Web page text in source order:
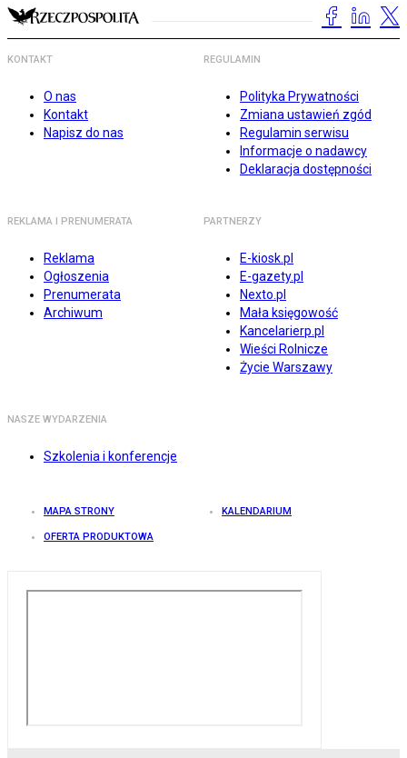
KONTAKT
O nas
Kontakt
Napisz do nas
REGULAMIN
Polityka Prywatności
Zmiana ustawień zgód
Regulamin serwisu
Informacje o nadawcy
Deklaracja dostępności
REKLAMA I PRENUMERATA
Reklama
Ogłoszenia
Prenumerata
Archiwum
PARTNERZY
E-kiosk.pl
E-gazety.pl
Nexto.pl
Mała księgowość
Kancelarierp.pl
Wieści Rolnicze
Życie Warszawy
NASZE WYDARZENIA
Szkolenia i konferencje
MAPA STRONY KALENDARIUM
OFERTA PRODUKTOWA